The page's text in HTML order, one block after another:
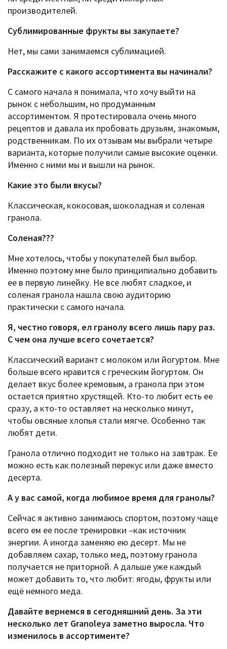
производителей.
Сублимированные фрукты вы закупаете?
Нет, мы сами занимаемся сублимацией.
Расскажите c какого ассортимента вы начинали?
С самого начала я понимала, что хочу выйти на
рынок с небольшим, но продуманным
ассортиментом. Я протестировала очень много
рецептов и давала их пробовать друзьям, знакомым,
родственникам. По их отзывам мы выбрали четыре
варианта, которые получили самые высокие оценки.
Именно с ними мы и вышли на рынок.
Какие это были вкусы?
Классическая, кокосовая, шоколадная и соленая
гранола.
Соленая???
Мне хотелось, чтобы у покупателей был выбор.
Именно поэтому мне было принципиально добавить
ее в первую линейку. Не все любят сладкое, и
соленая гранола нашла свою аудиторию
практически с самого начала.
Я, честно говоря, ел гранолу всего лишь пару раз.
С чем она лучше всего сочетается?
Классический вариант с молоком или йогуртом. Мне
больше всего нравится с греческим йогуртом. Он
делает вкус более кремовым, а гранола при этом
остается приятно хрустящей. Кто-то любит есть ее
сразу, а кто-то оставляет на несколько минут,
чтобы овсяные хлопья стали мягче. Особенно так
любят дети.
Гранола отлично подходит не только на завтрак. Ее
можно есть как полезный перекус или даже вместо
десерта.
А у вас самой, когда любимое время для гранолы?
Сейчас я активно занимаюсь спортом, поэтому чаще
всего ем ее после тренировки –как источник
энергии. А иногда заменяю ею десерт. Мы не
добавляем сахар, только мед, поэтому гранола
получается не приторной. А дальше уже каждый
может добавить то, что любит: ягоды, фрукты или
ещё немного меда.
Давайте вернемся в сегодняшний день. За эти
несколько лет Granoleya заметно выросла. Что
изменилось в ассортименте?